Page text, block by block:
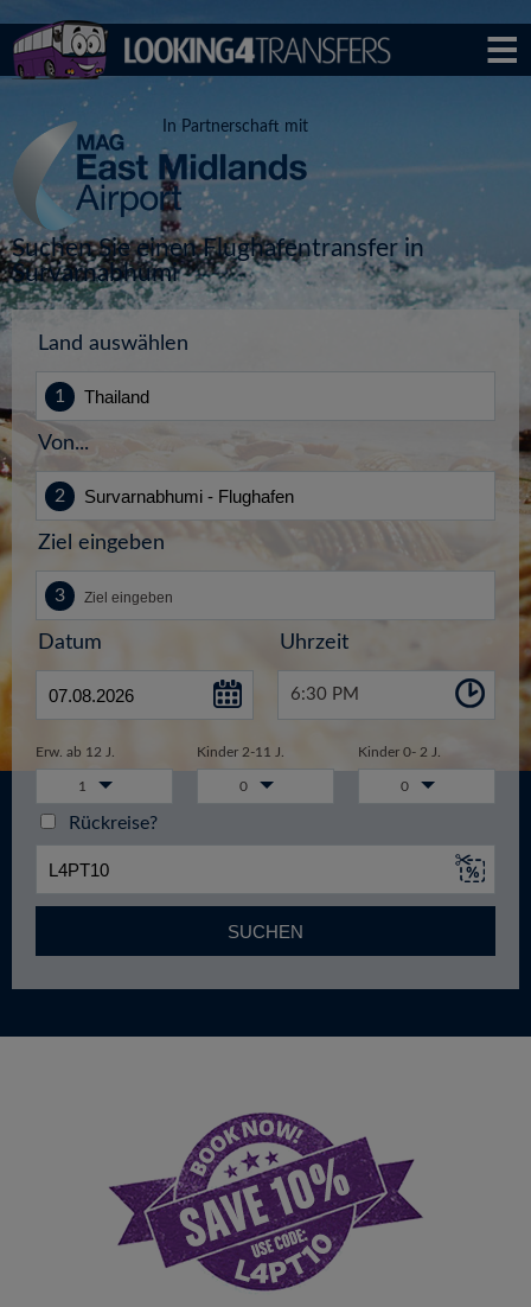
In Partnerschaft mit
Suchen Sie einen Flughafentransfer in
Survarnabhumi
Land auswählen
Von...
Ziel eingeben
Datum Uhrzeit
6:30 PM
Erw. ab 12 J. Kinder 2-11 J. Kinder 0- 2 J.
1 0 0
Rückreise?
SUCHEN